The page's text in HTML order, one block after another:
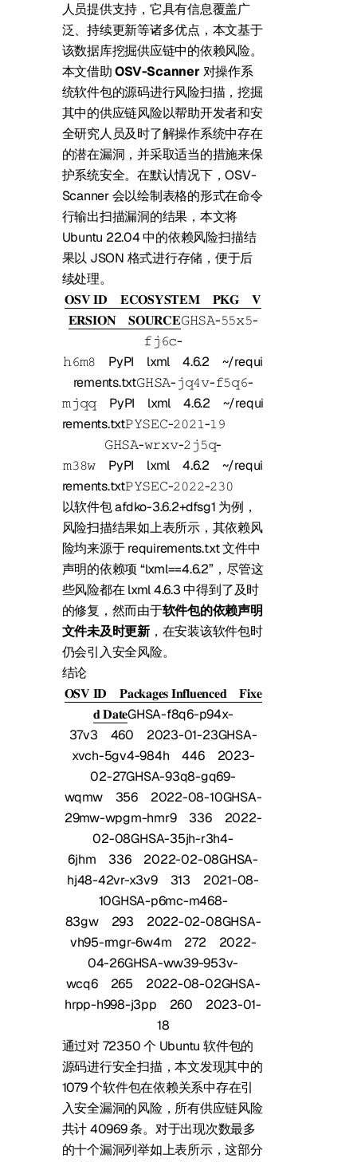
人员提供支持，它具有信息覆盖广
泛、持续更新等诸多优点，本文基于
该数据库挖掘供应链中的依赖风险。
本文借助OSV-Scanner对操作系
统软件包的源码进行风险扫描，挖掘
其中的供应链风险以帮助开发者和安
全研究人员及时了解操作系统中存在
的潜在漏洞，并采取适当的措施来保
护系统安全。在默认情况下，OSV-
Scanner 会以绘制表格的形式在命令
行输出扫描漏洞的结果，本文将
Ubuntu 22.04 中的依赖风险扫描结
果以 JSON 格式进行存储，便于后
续处理。
𝐎𝐒𝐕 𝐈𝐃
𝐄𝐂𝐎𝐒𝐘𝐒𝐓𝐄𝐌 𝐏𝐊𝐆
𝐕
𝐄𝐑𝐒𝐈𝐎𝐍
𝐒𝐎𝐔𝐑𝐂𝐄𝙶𝙷𝚂𝙰-𝟻𝟻𝚡𝟻-
𝚏𝚓𝟼𝚌-
𝚑𝟼𝚖𝟾
PyPI lxml 4.6.2
~/requi
rements.txt𝙶𝙷𝚂𝙰-𝚓𝚚𝟺𝚟-𝚏𝟻𝚚𝟼-
𝚖𝚓𝚚𝚚
PyPI lxml 4.6.2
~/requi
rements.txt𝙿𝚈𝚂𝙴𝙲-𝟸𝟶𝟸𝟷-𝟷𝟿
𝙶𝙷𝚂𝙰-𝚠𝚛𝚡𝚟-𝟸𝚓𝟻𝚚-
𝚖𝟹𝟾𝚠
PyPI lxml 4.6.2
~/requi
rements.txt𝙿𝚈𝚂𝙴𝙲-𝟸𝟶𝟸𝟸-𝟸𝟹𝟶
以软件包 afdko-3.6.2+dfsg1 为例，
风险扫描结果如上表所示，其依赖风
险均来源于 requirements.txt 文件中
声明的依赖项 “lxml==4.6.2”，尽管这
些风险都在 lxml 4.6.3 中得到了及时
的修复，然而由于软件包的依赖声明
文件未及时更新，在安装该软件包时
仍会引入安全风险。
结论
𝐎𝐒𝐕 𝐈𝐃
𝐏𝐚𝐜𝐤𝐚𝐠𝐞𝐬 𝐈𝐧𝐟𝐥𝐮𝐞𝐧𝐜𝐞𝐝
𝐅𝐢𝐱𝐞
𝐝 𝐃𝐚𝐭𝐞GHSA-f8q6-p94x-
37v3
460 2023-01-23GHSA-
xvch-5gv4-984h
446
2023-
02-27GHSA-93q8-gq69-
wqmw
356 2022-08-10GHSA-
29mw-wpgm-hmr9
336
2022-
02-08GHSA-35jh-r3h4-
6jhm
336 2022-02-08GHSA-
hj48-42vr-x3v9
313
2021-08-
10GHSA-p6mc-m468-
83gw
293 2022-02-08GHSA-
vh95-rmgr-6w4m
272
2022-
04-26GHSA-ww39-953v-
wcq6
265 2022-08-02GHSA-
hrpp-h998-j3pp
260
2023-01-
18
通过对 72350 个 Ubuntu 软件包的
源码进行安全扫描，本文发现其中的
1079 个软件包在依赖关系中存在引
入安全漏洞的风险，所有供应链风险
共计 40969 条。对于出现次数最多
的十个漏洞列举如上表所示，这部分